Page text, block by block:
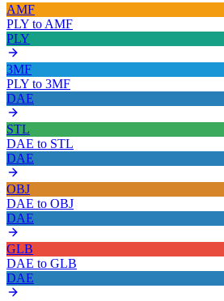
AMF
PLY to AMF
PLY
3MF
PLY to 3MF
DAE
STL
DAE to STL
DAE
OBJ
DAE to OBJ
DAE
GLB
DAE to GLB
DAE